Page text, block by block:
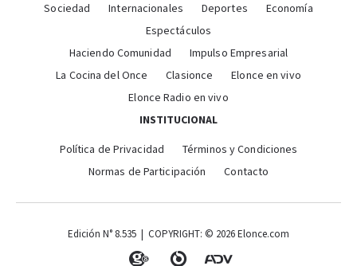
Sociedad
Internacionales Deportes
Economía
Espectáculos
Haciendo Comunidad
Impulso Empresarial
La Cocina del Once
Clasionce
Elonce en vivo
Elonce Radio en vivo
INSTITUCIONAL
Política de Privacidad
Términos y Condiciones
Normas de Participación
Contacto
Edición N° 8.535 | COPYRIGHT: © 2026 Elonce.com